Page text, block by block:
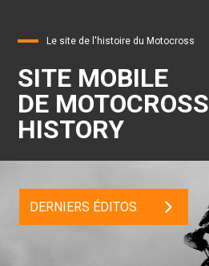
Le site de l'histoire du Motocross
SITE MOBILE
DE MOTOCROSS
HISTORY
DERNIERS ÉDITOS